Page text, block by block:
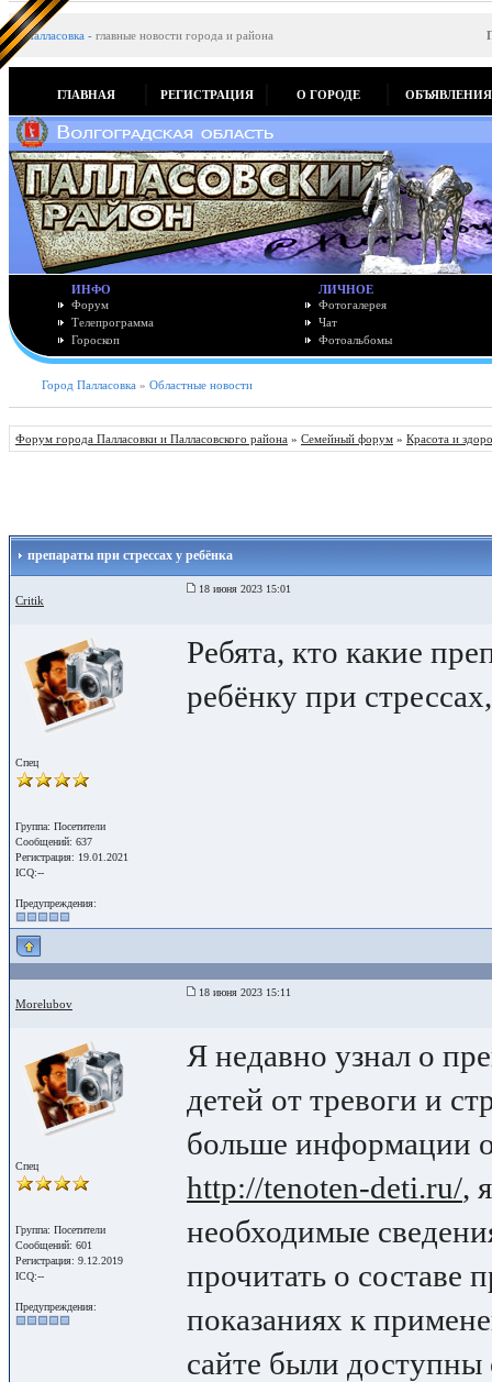
Палласовка - главные новости города и района
ГЛАВНАЯ РЕГИСТРАЦИЯ О ГОРОДЕ ОБЪЯВЛЕНИЯ
ИНФО
Форум
Телепрограмма
Гороскоп
ЛИЧНОЕ
Фотогалерея
Чат
Фотоальбомы
Город Палласовка » Областные новости
Форум города Палласовки и Палласовского района » Семейный форум » Красота и
препараты при стрессах у ребёнка
Critik
18 июня 2023 15:01
Спец
Группа: Посетители
Сообщений: 637
Регистрация: 19.01.2021
ICQ:--
Предупреждения:
Ребята, кто какие
ребёнку при
Morelubov
18 июня 2023 15:11
Спец
Группа: Посетители
Сообщений: 601
Регистрация: 9.12.2019
ICQ:--
Предупреждения:
Я недавно узнал о
детей от тревоги и
больше информации
http://tenoten-deti.ru/,
необходимые
прочитать о составе
показаниях к
сайте были